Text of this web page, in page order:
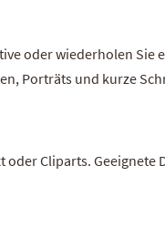
oder wiederholen Sie
Porträts und kurze
Cliparts. Geeignete